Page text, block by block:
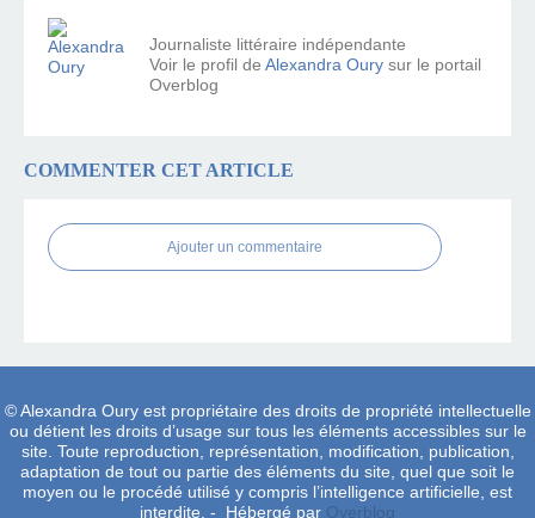
Journaliste littéraire indépendante
Voir le profil de Alexandra Oury sur le portail
Overblog
COMMENTER CET ARTICLE
Ajouter un commentaire
© Alexandra Oury est propriétaire des droits de propriété intellectuelle
ou détient les droits d’usage sur tous les éléments accessibles sur le
site. Toute reproduction, représentation, modification, publication,
adaptation de tout ou partie des éléments du site, quel que soit le
moyen ou le procédé utilisé y compris l’intelligence artificielle, est
interdite. - Hébergé par Overblog